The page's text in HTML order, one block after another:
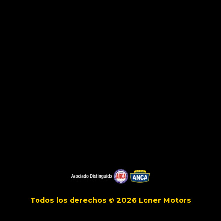
Todos los derechos © 2026 Loner Motors